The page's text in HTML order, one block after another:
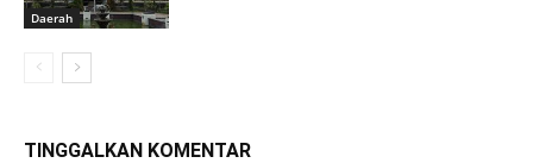
Daerah
TINGGALKAN KOMENTAR